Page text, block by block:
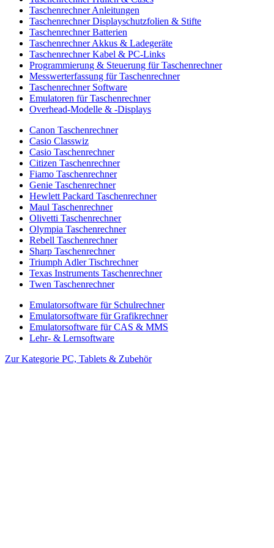
Taschenrechner Anleitungen
Taschenrechner Displayschutzfolien & Stifte
Taschenrechner Batterien
Taschenrechner Akkus & Ladegeräte
Taschenrechner Kabel & PC-Links
Programmierung & Steuerung für Taschenrechner
Messwerterfassung für Taschenrechner
Taschenrechner Software
Emulatoren für Taschenrechner
Overhead-Modelle & -Displays
Canon Taschenrechner
Casio Classwiz
Casio Taschenrechner
Citizen Taschenrechner
Fiamo Taschenrechner
Genie Taschenrechner
Hewlett Packard Taschenrechner
Maul Taschenrechner
Olivetti Taschenrechner
Olympia Taschenrechner
Rebell Taschenrechner
Sharp Taschenrechner
Triumph Adler Tischrechner
Texas Instruments Taschenrechner
Twen Taschenrechner
Emulatorsoftware für Schulrechner
Emulatorsoftware für Grafikrechner
Emulatorsoftware für CAS & MMS
Lehr- & Lernsoftware
Zur Kategorie PC, Tablets & Zubehör